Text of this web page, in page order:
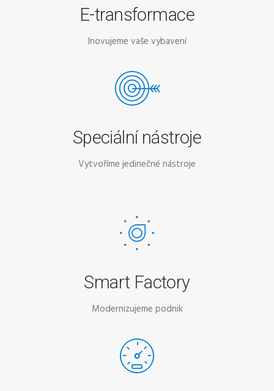
E-transformace
Inovujeme vaše vybavení
Speciální nástroje
Vytvoříme jedinečné nástroje
Smart Factory
Modernizujeme podnik